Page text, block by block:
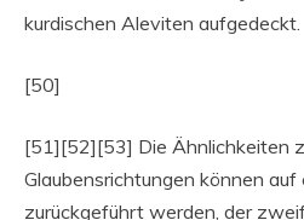
kurdischen Aleviten aufgedeckt.
[50]
[51][52][53] Die Ähnlichkeiten
Glaubensrichtungen können auf
zurückgeführt werden, der